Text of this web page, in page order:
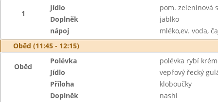
1
Jídlo
pom. zeleninová
Doplněk
jablko
nápoj
mléko,ev. voda,
Oběd (11:45 - 12:15)
Oběd
Polévka
polévka rybí
Jídlo
vepřový řecký
Příloha
kloboučky
Doplněk
nashi